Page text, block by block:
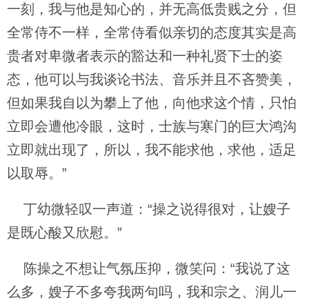
一刻，我与他是知心的，并无高低贵贱之分，但
全常侍不一样，全常侍看似亲切的态度其实是高
贵者对卑微者表示的豁达和一种礼贤下士的姿
态，他可以与我谈论书法、音乐并且不吝赞美，
但如果我自以为攀上了他，向他求这个情，只怕
立即会遭他冷眼，这时，士族与寒门的巨大鸿沟
立即就出现了，所以，我不能求他，求他，适足
以取辱。”
丁幼微轻叹一声道：“操之说得很对，让嫂子
是既心酸又欣慰。”
陈操之不想让气氛压抑，微笑问：“我说了这
么多，嫂子不多夸我两句吗，我和宗之、润儿一